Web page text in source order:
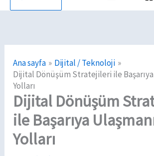
Ana sayfa
Dijital / Teknoloji
Dijital Dönüşüm Stratejileri ile Başarıya
Yolları
Dijital Dönüşüm
ile Başarıya
Yolları